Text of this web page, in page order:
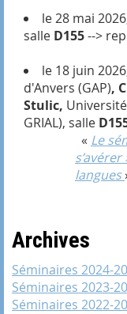
le 28 mai
salle D155-->
le 18 juin
d'Anvers (GAP),
Stulic,
GRIAL), salle
« Le
langues
Archives
Séminaires 2024-
Séminaires 2023-
Séminaires 2022-